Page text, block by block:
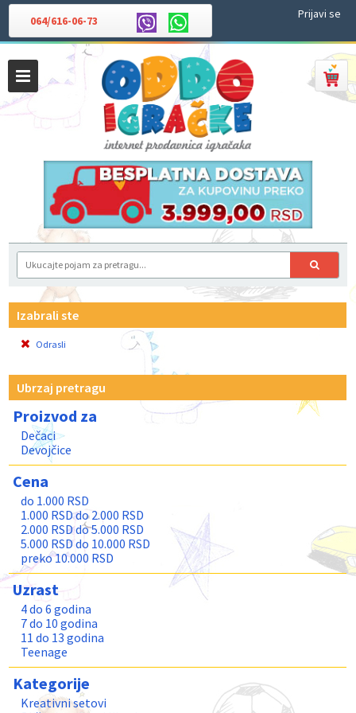
064/616-06-73 Prijavi se
Izabrali ste
Odrasli
Ubrzaj pretragu
Proizvod za
Dečaci
Devojčice
Cena
do 1.000 RSD
1.000 RSD do 2.000 RSD
2.000 RSD do 5.000 RSD
5.000 RSD do 10.000 RSD
preko 10.000 RSD
Uzrast
4 do 6 godina
7 do 10 godina
11 do 13 godina
Teenage
Kategorije
Kreativni setovi